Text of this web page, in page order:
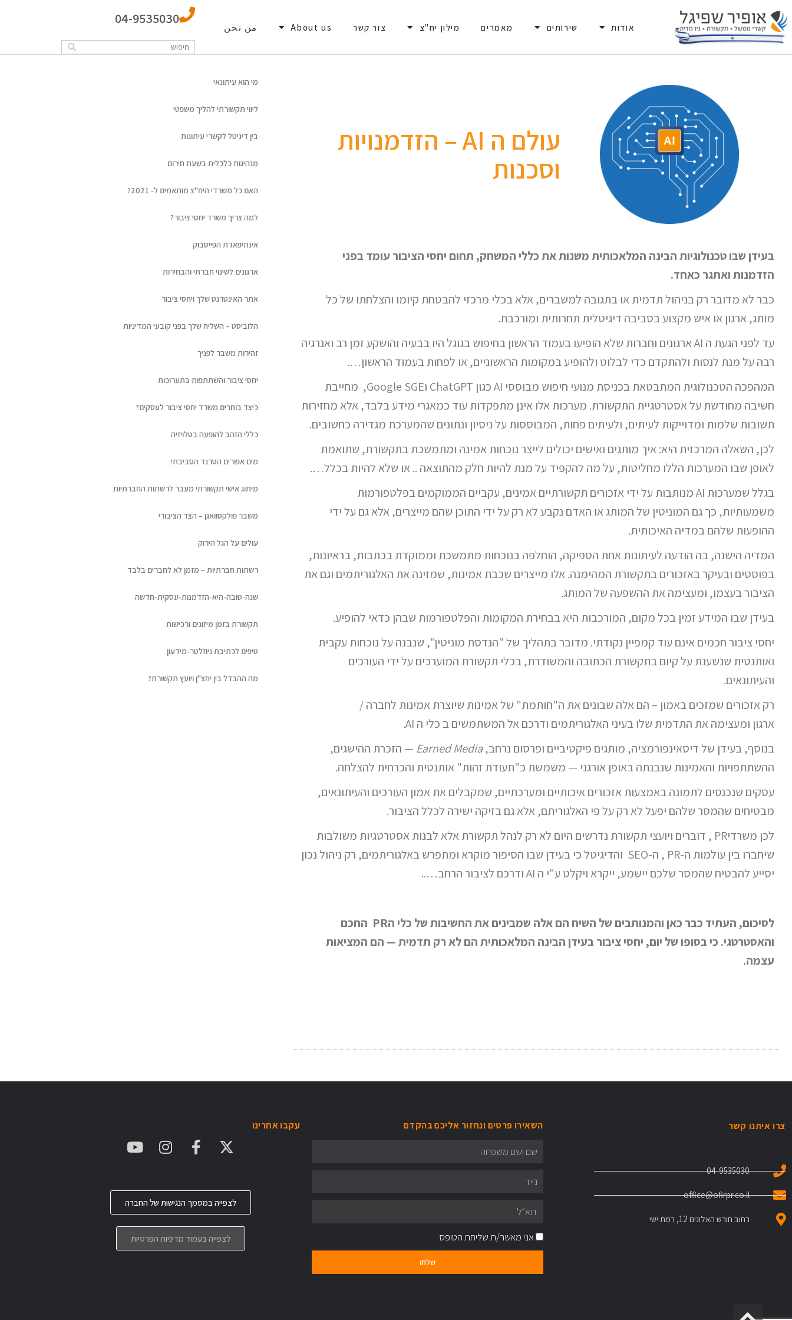
אודות שירותים מאמרים מילון יח"צ צור קשר About us من نحن
04-9535030
עולם ה AI – הזדמנויות
וסכנות
בעידן שבו טכנולוגיות הבינה המלאכותית משנות את כללי המשחק, תחום יחסי הציבור עומד בפני
הזדמנות ואתגר כאחד.
כבר לא מדובר רק בניהול תדמית או בתגובה למשברים, אלא בכלי מרכזי להבטחת קיומו והצלחתו של כל
מותג, ארגון או איש מקצוע בסביבה דיגיטלית תחרותית ומורכבת.
עד לפני הגעת ה AI ארגונים וחברות שלא הופיעו בעמוד הראשון בחיפוש בגוגל היו בבעיה והושקע זמן רב ואנרגיה
רבה על מנת לנסות ולהתקדם כדי לבלוט ולהופיע במקומות הראשוניים, או לפחות בעמוד הראשון….
המהפכה הטכנולוגית המתבטאת בכניסת מנועי חיפוש מבוססי AI כגון ChatGPT וGoogle SGE, מחייבת
חשיבה מחודשת על אסטרטגיית התקשורת. מערכות אלו אינן מתפקדות עוד כמאגרי מידע בלבד, אלא מחזירות
תשובות שלמות ומדוייקות לעיתים, ולעיתים פחות, המבוססות על ניסיון ונתונים שהמערכת מגדירה כחשובים.
לכן, השאלה המרכזית היא: איך מותגים ואישים יכולים לייצר נוכחות אמינה ומתמשכת בתקשורת, שתואמת
לאופן שבו המערכות הללו מחליטות, על מה להקפיד על מנת להיות חלק מהתוצאה .. או שלא להיות בכלל….
בגלל שמערכות AI מנותבות על ידי אזכורים תקשורתיים אמינים, עקביים הממוקמים בפלטפורמות
משמעותיות, כך גם המוניטין של המותג או האדם נקבע לא רק על ידי התוכן שהם מייצרים, אלא גם על ידי
ההופעות שלהם במדיה האיכותית.
המדיה הישנה, בה הודעה לעיתונות אחת הספיקה, הוחלפה בנוכחות מתמשכת וממוקדת בכתבות, בראיונות,
בפוסטים ובעיקר באזכורים בתקשורת המהימנה. אלו מייצרים שכבת אמינות, שמזינה את האלגוריתמים וגם את
הציבור בעצמו, ומעצימה את ההשפעה של המותג.
בעידן שבו המידע זמין בכל מקום, המורכבות היא בבחירת המקומות והפלטפורמות שבהן כדאי להופיע.
יחסי ציבור חכמים אינם עוד קמפיין נקודתי. מדובר בתהליך של "הנדסת מוניטין", שנבנה על נוכחות עקבית
ואותנטית שנשענת על קיום בתקשורת הכתובה והמשודרת, בכלי תקשורת המוערכים על ידי העורכים
והעיתונאים.
רק אזכורים שמזכים באמון – הם אלה שבונים את ה"חותמת" של אמינות שיוצרת אמינות לחברה /
ארגון ומעצימה את התדמית שלו בעיני האלגוריתמים ודרכם אל המשתמשים ב כלי ה AI.
בנוסף, בעידן של דיסאינפורמציה, מותגים פיקטיביים ופרסום נרחב,Earned Media — הזכרת ההישגים,
ההשתתפויות והאמינות שנבנתה באופן אורגני — משמשת כ"תעודת זהות" אותנטית והכרחית להצלחה.
עסקים שנכנסים לתמונה באמצעות אזכורים איכותיים ומערכתיים, שמקבלים את אמון העורכים והעיתונאים,
מבטיחים שהמסר שלהם יפעל לא רק על פי האלגוריתם, אלא גם בזיקה ישירה לכלל הציבור.
לכן משרדיPR , דוברים ויועצי תקשורת נדרשים היום לא רק לנהל תקשורת אלא לבנות אסטרטגיות משולבות
שיחברו בין עולמות ה-PR , ה-SEO והדיגיטל כי בעידן שבו הסיפור מוקרא ומתפרש באלגוריתמים, רק ניהול נכון
יסייע להבטיח שהמסר שלכם יישמע, ייקרא ויקלט ע"י ה AI ודרכם לציבור הרחב…..
לסיכום, העתיד כבר כאן והמנותבים של השיח הם אלה שמבינים את החשיבות של כלי הPR החכם
והאסטרטגי. כי בסופו של יום, יחסי ציבור בעידן הבינה המלאכותית הם לא רק תדמית — הם המציאות
עצמה.
מי הוא עיתונאי
ליווי תקשורתי להליך משפטי
בין דיגיטל לקשרי עיתונות
מנהיגות כלכלית בשעת חירום
האם כל משרדי היח"צ מותאמים ל- 2021?
למה צריך משרד יחסי ציבור?
אינתיפאדת הפייסבוק
ארגונים לשינוי חברתי והבחירות
אתר האינטרנט שלך ויחסי ציבור
הלוביסט – השליח שלך בפני קובעי המדיניות
זהירות משבר לפניך
יחסי ציבור והשתתפות בתערוכות
כיצד בוחרים משרד יחסי ציבור לעסקים?
כללי הזהב להופעה בטלויזיה
מים אפורים הטרנד הסביבתי
מיתוג אישי תקשורתי מעבר לרשתות החברתיות
משבר פולקסוואגן – הצד הציבורי
עולים על הגל הירוק
רשתות חברתיות – מזמן לא לחברים בלבד
שנה-טובה-היא-הזדמנות-עסקית-חדשה
תקשורת בזמן מיזוגים ורכישות
טיפים לכתיבת ניוזלטר-מידעון
מה ההבדל בין יחצ"ן ויועץ תקשורת?
צרו איתנו קשר
04-9535030
office@ofirpr.co.il
רחוב חורש האלונים 12, רמת ישי
השאירו פרטים ונחזור אליכם בהקדם
אני מאשר/ת שליחת הטופס
שלחו
עקבו אחרינו
לצפייה במסמך הנגישות של החברה
לצפייה בעמוד מדיניות הפרטיות